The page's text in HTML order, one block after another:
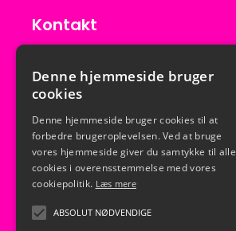
Kontakt
Tlf: 39 56 03 79
Mob: 31 54 10 58
Kontortid
Mandag – Torsdag: Kl. 10 - 13
Fredag: Lukket
Denne hjemmeside bruger
cookies
Denne hjemmeside bruger cookies til at
forbedre brugeroplevelsen. Ved at bruge
vores hjemmeside giver du samtykke til alle
cookies i overensstemmelse med vores
cookiepolitik. Læs mere
ABSOLUT NØDVENDIGE